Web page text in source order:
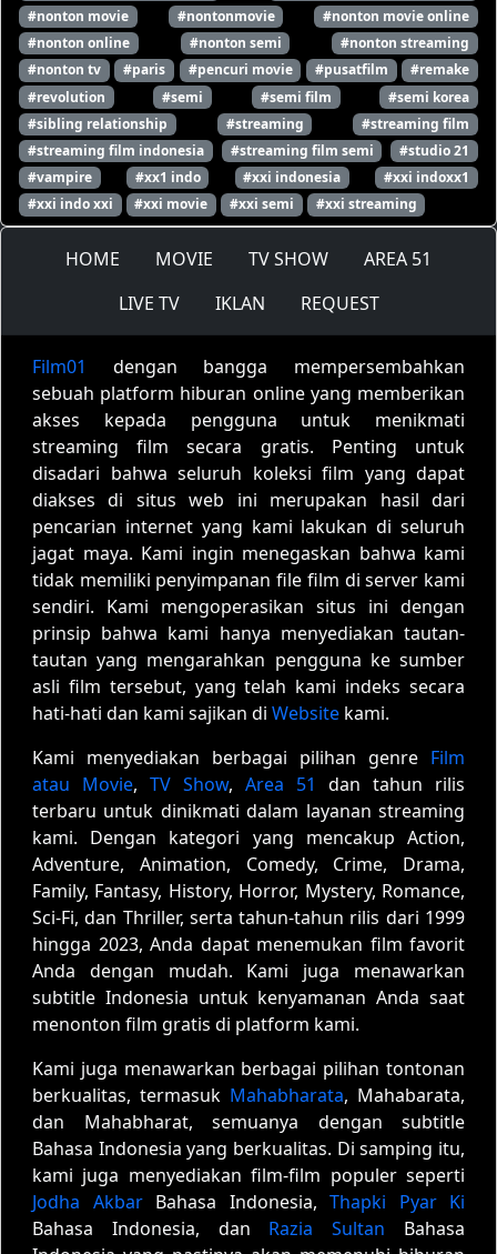
#nonton movie
#nontonmovie
#nonton movie online
#nonton online
#nonton semi
#nonton streaming
#nonton tv
#paris #pencuri movie #pusatfilm
#remake
#revolution
#semi #semi film
#semi korea
#sibling relationship
#streaming
#streaming film
#streaming film indonesia
#streaming film semi
#studio 21
#vampire
#xx1 indo #xxi indonesia
#xxi indoxx1
#xxi indo xxi
#xxi movie #xxi semi #xxi streaming
HOME MOVIE TV SHOW
AREA 51
LIVE TV
IKLAN REQUEST
Film01
dengan bangga mempersembahkan
sebuah platform hiburan online yang memberikan
akses kepada pengguna untuk menikmati
streaming film secara gratis. Penting untuk
disadari bahwa seluruh koleksi film yang dapat
diakses di situs web ini merupakan hasil dari
pencarian internet yang kami lakukan di seluruh
jagat maya. Kami ingin menegaskan bahwa kami
tidak memiliki penyimpanan file film di server kami
sendiri. Kami mengoperasikan situs ini dengan
prinsip bahwa kami hanya menyediakan tautan-
tautan yang mengarahkan pengguna ke sumber
asli film tersebut, yang telah kami indeks secara
hati-hati dan kami sajikan di Website kami.
Kami menyediakan berbagai pilihan genre Film
atau Movie, TV Show, Area 51
dan tahun rilis
terbaru untuk dinikmati dalam layanan streaming
kami. Dengan kategori yang mencakup Action,
Adventure, Animation, Comedy, Crime, Drama,
Family, Fantasy, History, Horror, Mystery, Romance,
Sci-Fi, dan Thriller, serta tahun-tahun rilis dari 1999
hingga 2023, Anda dapat menemukan film favorit
Anda dengan mudah. Kami juga menawarkan
subtitle Indonesia untuk kenyamanan Anda saat
menonton film gratis di platform kami.
Kami juga menawarkan berbagai pilihan tontonan
berkualitas, termasuk Mahabharata, Mahabarata,
dan Mahabharat, semuanya dengan subtitle
Bahasa Indonesia yang berkualitas. Di samping itu,
kami juga menyediakan film-film populer seperti
Jodha AkbarBahasa Indonesia, Thapki Pyar Ki
Bahasa Indonesia, dan Razia Sultan Bahasa